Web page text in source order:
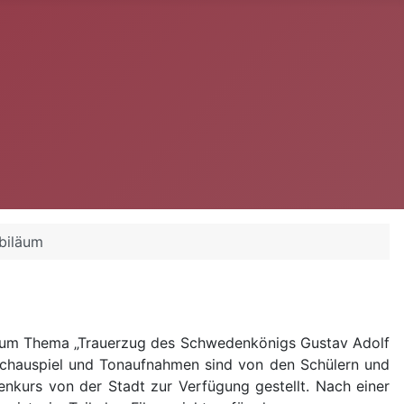
Thema „Trauerzug des Schwedenkönigs Gustav Adolf
und Tonaufnahmen sind von den Schülern und
von der Stadt zur Verfügung gestellt. Nach einer